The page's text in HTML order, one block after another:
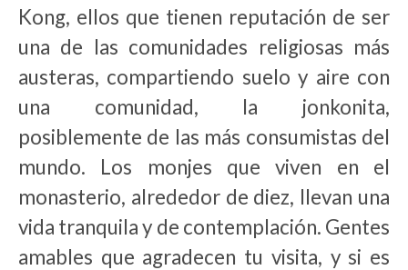
Kong, ellos que tienen reputación de ser
una de las comunidades religiosas más
austeras, compartiendo suelo y aire con
una comunidad, la jonkonita,
posiblemente de las más consumistas del
mundo. Los monjes que viven en el
monasterio, alrededor de diez, llevan una
vida tranquila y de contemplación. Gentes
amables que agradecen tu visita, y si es